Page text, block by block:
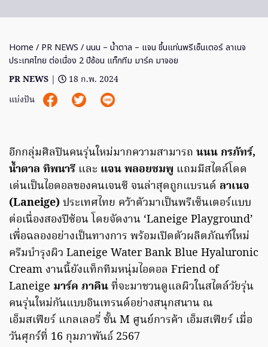
Home / PR NEWS / นนน – น้ำตาล – แจน ขึ้นแท่นพรีเซ็นเตอร์ ลาเนจ
ประเทศไทย ต่อเนื่อง 2 ปีซ้อน แท็กทีม มาร์ค มาจอย
PR NEWS |
18 ก.พ. 2024
แบ่งปัน
อีกกลุ่มศิลปินคนรุ่นใหม่มากความสามารถ นนน กรภัทร์,
น้ำตาล ทิพนารี และ แจน พลอยชมพู แถมมีสไตล์โดด
เด่นเป็นไอดอลของคนเจนซี จนล่าสุดถูกแบรนด์ ลาเนจ
(Laneige)ประเทศไทย คว้าตัวมาเป็นพรีเซ็นเตอร์แบบ
ต่อเนื่องสองปีซ้อน โดยจัดงาน ‘Laneige Playground’
เพื่อฉลองอย่างเป็นทางการ พร้อมเปิดตัวผลิตภัณฑ์ใหม่
ครีมบำรุงผิว Laneige Water Bank Blue Hyaluronic
Cream งานนี้ยังแท็กทีมหนุ่มไอดอล Friend of
Laneige มาร์ค ภาคินที่จะมาชวนดูแลผิวในสไตล์วัยรุ่น
คนรุ่นใหม่กันแบบอินเทรนด์อย่างสนุกสนาน ณ
เอ็มสเฟียร์ แกลเลอรี่ ชั้น M ศูนย์การค้า เอ็มสเฟียร์ เมื่อ
วันศุกร์ที่ 16 กุมภาพันธ์ 2567